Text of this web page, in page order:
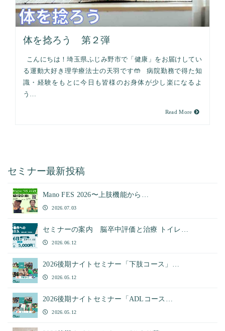
体を捻ろう 第２弾
こんにちは！埼玉県ふじみ野市で「健康」をお届けしてい
る運動大好き理学療法士の天羽です🤲 病院勤務で得た知
識・経験をもとに今日も皆様のお身体が少し楽になるよ
う…
Read More
セミナー最新投稿
Mano FES 2026〜上肢機能から…
2026.07.03
セミナーの案内 脳卒中評価と治療 トイレ…
2026.06.12
2026後期ナイトセミナー「下肢コース」…
2026.05.12
2026後期ナイトセミナー「ADLコース…
2026.05.12